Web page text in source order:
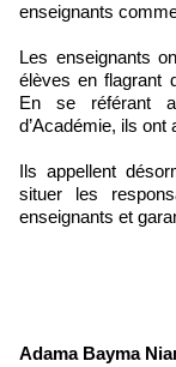
enseignants
Les enseignants
élèves en flagrant
En se référant
d’Académie, ils
Ils appellent
situer les
enseignants et
Adama Bayma